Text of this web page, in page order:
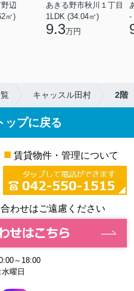
辺
㎡)
あきる野市秋川１丁目
1LDK (34.04㎡)
9.3万円
-
キャッスル田村 2階
ップに戻る
■ 賃貸物件・管理について
わせはご遠慮ください
～18:00
曜日